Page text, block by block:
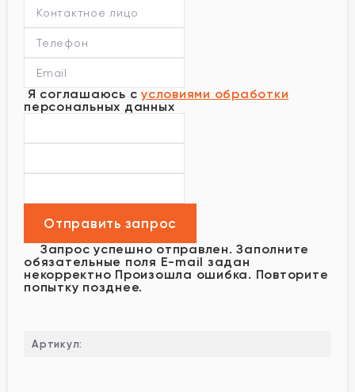
Я соглашаюсь с условиями обработки
персональных данных
Запрос успешно отправлен. Заполните
обязательные поля E-mail задан
некорректно Произошла ошибка. Повторите
попытку позднее.
Артикул: